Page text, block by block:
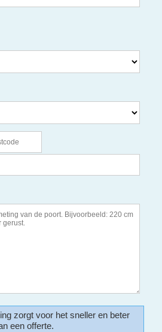
zorgt voor het sneller en beter
een offerte.